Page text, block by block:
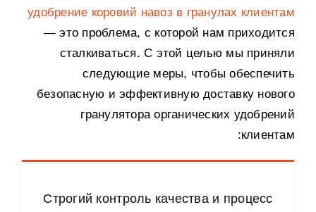
удобрение коровий навоз в гранулах клиентам
— это проблема, с которой нам приходится
сталкиваться.С этой целью мы приняли
следующие меры, чтобы обеспечить
безопасную и эффективную доставку нового
гранулятора органических удобрений
клиентам
:
Строгий контроль качества и процесс